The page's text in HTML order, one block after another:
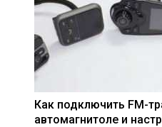
Как подключить FM-
автомагнитоле и